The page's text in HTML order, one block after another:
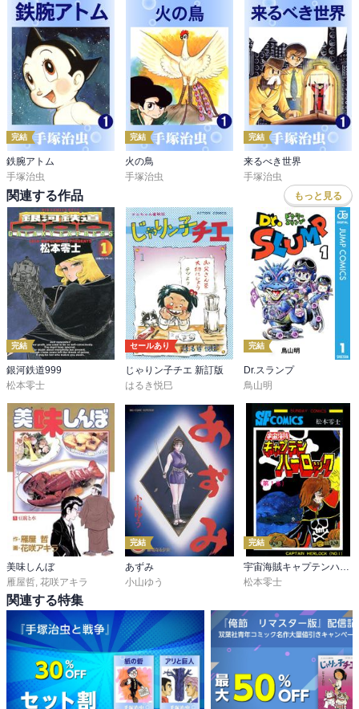
完結
鉄腕アトム
手塚治虫
完結
火の鳥
手塚治虫
完結
来るべき世界
手塚治虫
関連する作品 もっと見る
完結
銀河鉄道999
松本零士
セールあり
じゃりン子チエ 新訂版
はるき悦巳
完結
Dr.スランプ
鳥山明
美味しんぼ
雁屋哲 花咲アキラ
完結
あずみ
小山ゆう
完結
松本零士
関連する特集